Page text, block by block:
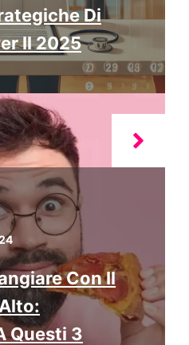
Di
Il 2025
Con Il
Questi 3